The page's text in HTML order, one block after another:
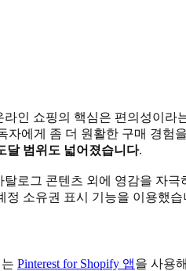
라인 쇼핑의 핵심은 편의성이
자에게 좀 더 원활한 구매 경험
달 범위도 넓어졌습니다.
탈로그 콘텐츠 외에 영감을 자
정 소유권 표시 기능을 이용했습
Pinterest for Shopify 앱을 사용해